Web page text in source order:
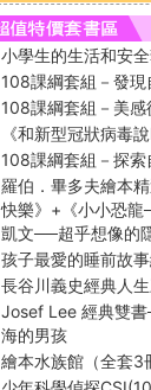
小學生的生活和安
108課綱套組－發
108課綱套組－美
《和新型冠狀病毒
108課綱套組－探
羅伯．畢多夫繪本
快樂》+《小小恐龍
凱文──超乎想像的
孩子最愛的睡前故
長谷川義史經典人
Josef Lee 經典雙
海的男孩
繪本水族館（全套3